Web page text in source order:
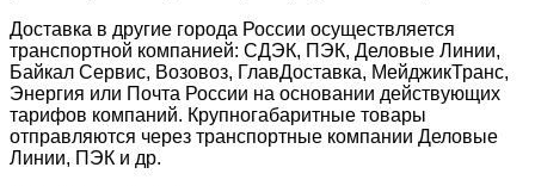
Доставка в другие города России осуществляется
транспортной компанией: СДЭК, ПЭК, Деловые Линии,
Байкал Сервис, Возовоз, ГлавДоставка, МейджикТранс,
Энергия или Почта России на основании действующих
тарифов компаний. Крупногабаритные товары
отправляются через транспортные компании Деловые
Линии, ПЭК и др.